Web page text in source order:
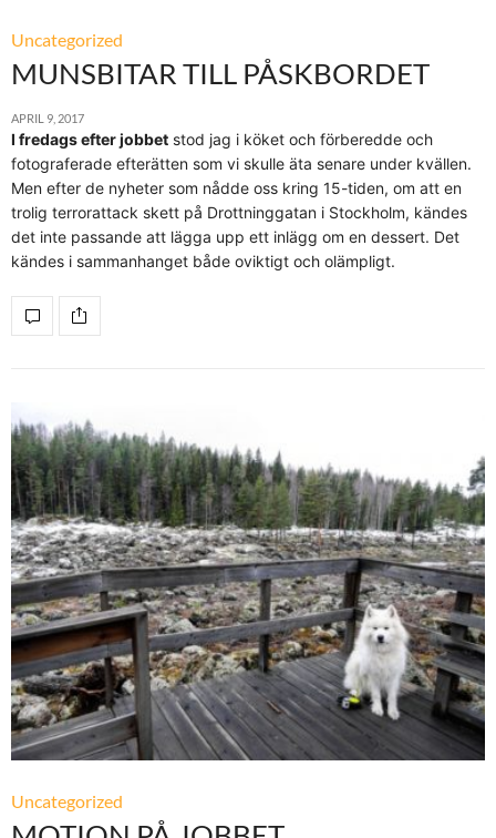
Uncategorized
MUNSBITAR TILL PÅSKBORDET
APRIL 9, 2017
I fredags efter jobbet stod jag i köket och förberedde och
fotograferade efterätten som vi skulle äta senare under kvällen.
Men efter de nyheter som nådde oss kring 15-tiden, om att en
trolig terrorattack skett på Drottninggatan i Stockholm, kändes
det inte passande att lägga upp ett inlägg om en dessert. Det
kändes i sammanhanget både oviktigt och olämpligt.
Uncategorized